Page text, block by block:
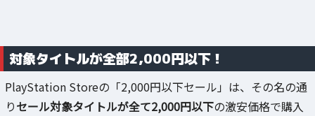
対象タイトルが全部2,000円以下！
PlayStation Storeの「2,000円以下セール」は、その名の通
りセール対象タイトルが全て2,000円以下の激安価格で購入